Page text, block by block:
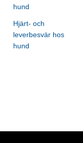
hund
Hjärt- och
leverbesvär hos
hund